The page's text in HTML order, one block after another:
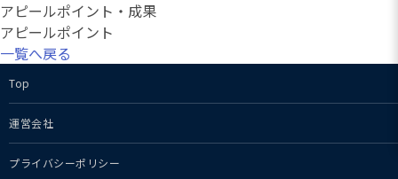
アピールポイント・成果
アピールポイント
一覧へ戻る
Top
運営会社
プライバシーポリシー